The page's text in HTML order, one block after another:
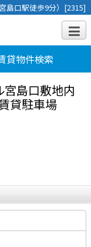
島口駅徒歩9分）[2315]
貸物件検索
島口敷地内
貸駐車場